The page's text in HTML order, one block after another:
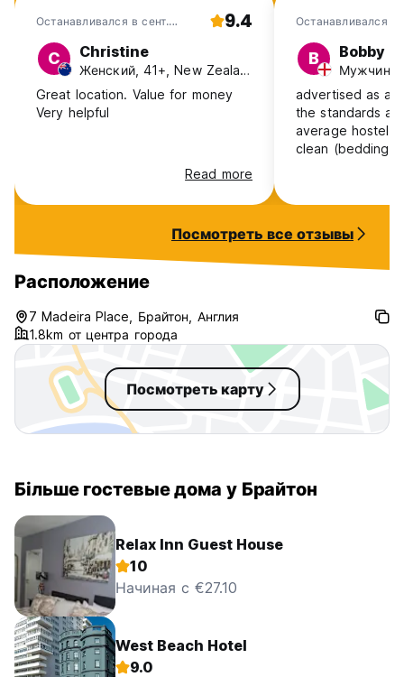
Останавливался в сент.
9.4
C Christine
Женский, 41+, New Zealand
Great location. Value for money
Very helpful
Read more
Останавливался в
B Bobby
Мужчина,
advertised as a
the standards
average hostel. Not particularly
clean (bedding
toilet seat didn't
toilet that didn't
which means
cash deposit
advertised £50
go to the cash
Посмотреть все отзывы
Расположение
7 Madeira Place, Брайтон, Англия
1.8km от центра города
Посмотреть карту
Більше гостевые дома у Брайтон
Relax Inn Guest House
10
Начиная с €27.10
West Beach Hotel
9.0